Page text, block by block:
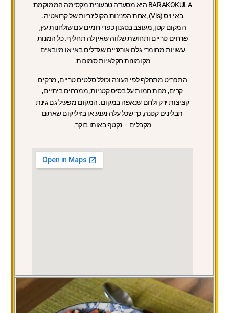
BARAKOKULA היא מסעדה טבעונית מקסימה הממוקמת
באי ויס (Vis), אחת הפנינות הקולינריות של קרואטיה.
המקום קטן, מעוצב בסגנון כפרי חמים עם שולחנות עץ,
פרחים טריים ותחושת שלווה שאין לה תחליף. כל המנות
עשויות מחומרי גלם אורגניים שגדלים באי או מיובאים
מקומונות חקלאיות סמוכות.
התפריט מתחלף לפי העונה וכולל סלטים טריים, מרקים
קרים, מנות חמות על בסיס קטניות, ממרחים ביתיים,
קציצות ירק ולחם שנאפה במקום. המקום מפעיל גם גינת
תבלינים קטנה, כך שכל עלה נענע או בזיליקום שאתם
מקבלים – נקטף באותו בוקר.